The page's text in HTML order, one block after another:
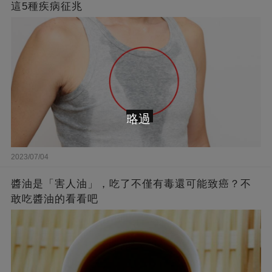
這5種疾病征兆
2023/07/04
醬油是「害人油」，吃了不僅有毒還可能致癌？不
敢吃醬油的看看吧
略過